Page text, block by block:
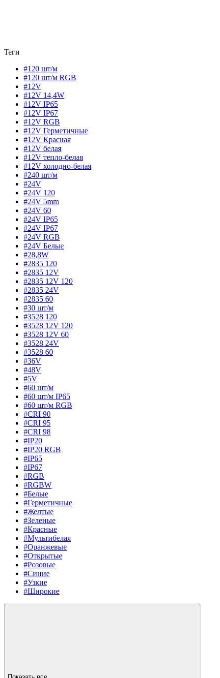
Теги
#120 шт/м
#120 шт/м RGB
#12V
#12V 14,4W
#12V IP65
#12V IP67
#12V RGB
#12V Герметичные
#12V Красная
#12V белая
#12V тепло-белая
#12V холодно-белая
#240 шт/м
#24V
#24V 120
#24V 5mm
#24V 60
#24V IP65
#24V IP67
#24V RGB
#24V Белые
#28,8W
#2835 120
#2835 12V
#2835 12V 120
#2835 24V
#2835 60
#30 шт/м
#3528 120
#3528 12V 120
#3528 12V 60
#3528 24V
#3528 60
#36V
#48V
#5V
#60 шт/м
#60 шт/м IP65
#60 шт/м RGB
#CRI 90
#CRI 95
#CRI 98
#IP20
#IP20 RGB
#IP65
#IP67
#RGB
#RGBW
#Белые
#Герметичные
#Желтые
#Зеленые
#Красные
#Мультибелая
#Оранжевые
#Открытые
#Розовые
#Синие
#Узкие
#Широкие